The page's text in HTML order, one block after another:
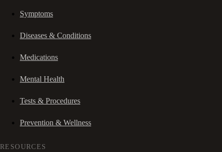
Symptoms
Diseases & Conditions
Medications
Mental Health
Tests & Procedures
Prevention & Wellness
RESOURCES